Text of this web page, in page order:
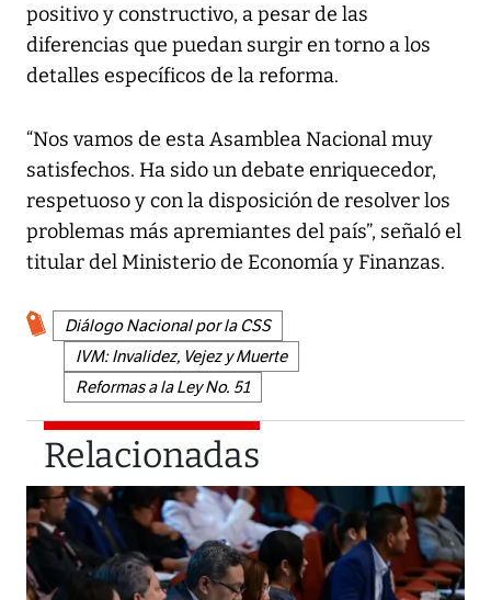
positivo y constructivo, a pesar de las
diferencias que puedan surgir en torno a los
detalles específicos de la reforma.
“Nos vamos de esta Asamblea Nacional muy
satisfechos. Ha sido un debate enriquecedor,
respetuoso y con la disposición de resolver los
problemas más apremiantes del país”, señaló el
titular del Ministerio de Economía y Finanzas.
Diálogo Nacional por la CSS
IVM: Invalidez, Vejez y Muerte
Reformas a la Ley No. 51
Relacionadas